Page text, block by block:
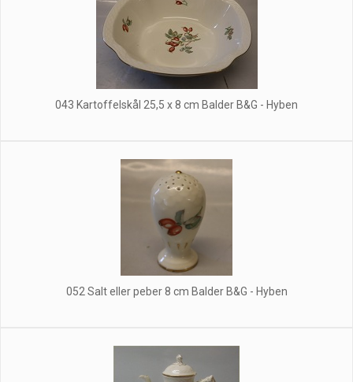
043 Kartoffelskål 25,5 x 8 cm Balder B&G - Hyben
052 Salt eller peber 8 cm Balder B&G - Hyben